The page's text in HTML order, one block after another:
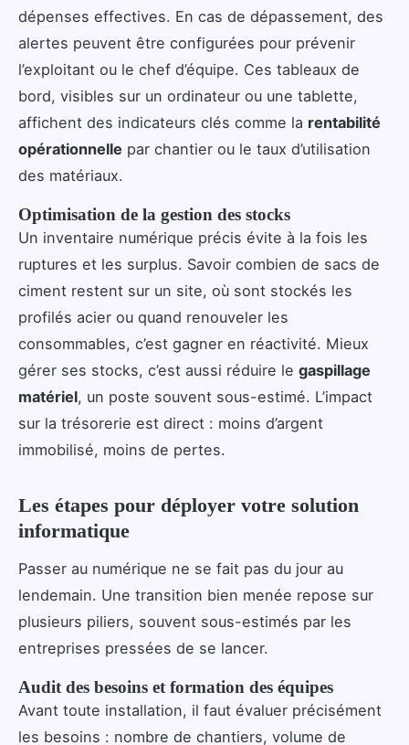
dépenses effectives. En cas de dépassement, des
alertes peuvent être configurées pour prévenir
l’exploitant ou le chef d’équipe. Ces tableaux de
bord, visibles sur un ordinateur ou une tablette,
affichent des indicateurs clés comme la rentabilité
opérationnelle par chantier ou le taux d’utilisation
des matériaux.
Optimisation de la gestion des stocks
Un inventaire numérique précis évite à la fois les
ruptures et les surplus. Savoir combien de sacs de
ciment restent sur un site, où sont stockés les
profilés acier ou quand renouveler les
consommables, c’est gagner en réactivité. Mieux
gérer ses stocks, c’est aussi réduire le gaspillage
matériel, un poste souvent sous-estimé. L’impact
sur la trésorerie est direct : moins d’argent
immobilisé, moins de pertes.
Les étapes pour déployer votre solution
informatique
Passer au numérique ne se fait pas du jour au
lendemain. Une transition bien menée repose sur
plusieurs piliers, souvent sous-estimés par les
entreprises pressées de se lancer.
Audit des besoins et formation des équipes
Avant toute installation, il faut évaluer précisément
les besoins : nombre de chantiers, volume de